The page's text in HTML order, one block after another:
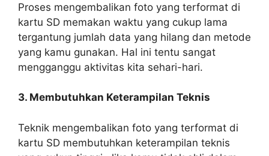
Proses mengembalikan foto yang terformat di
kartu SD memakan waktu yang cukup lama
tergantung jumlah data yang hilang dan metode
yang kamu gunakan. Hal ini tentu sangat
mengganggu aktivitas kita sehari-hari.
3. Membutuhkan Keterampilan Teknis
Teknik mengembalikan foto yang terformat di
kartu SD membutuhkan keterampilan teknis